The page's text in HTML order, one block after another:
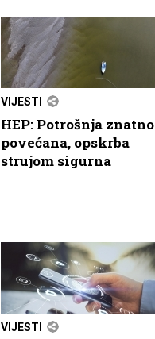
VIJESTI
HEP: Potrošnja znatno
povećana, opskrba
strujom sigurna
VIJESTI